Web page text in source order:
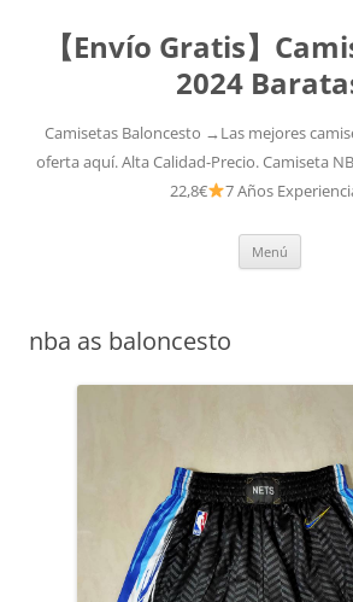
【Envío Gratis】
2024
Camisetas Baloncesto →Las mejores
oferta aquí. Alta Calidad-Precio. Camiseta
22,8€
7 Años
Menú
nba as baloncesto